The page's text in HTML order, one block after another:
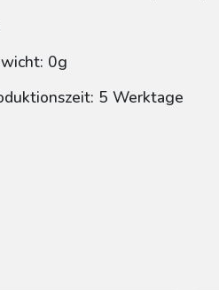
0g
5 Werktage